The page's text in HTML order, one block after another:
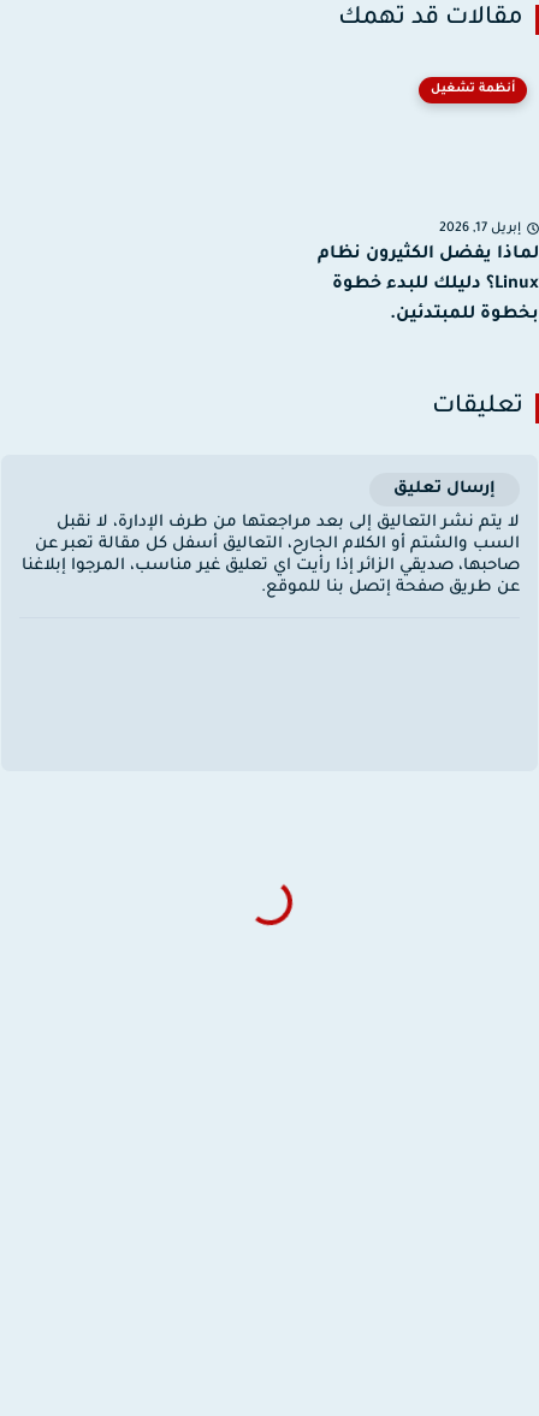
قد تهمك
أنظمة تشغيل
17, 2026
يفضل الكثيرون نظام
Linux؟ دليلك للبدء خطوة
للمبتدئين.
إرسال تعليق
يتم نشر التعاليق إلى بعد مراجعتها من طرف الإدارة، لا نقبل
والشتم أو الكلام الجارح، التعاليق أسفل كل مقالة تعبر عن
صديقي الزائر إذا رأيت اي تعليق غير مناسب، المرجوا إبلاغنا
طريق صفحة إتصل بنا للموقع.